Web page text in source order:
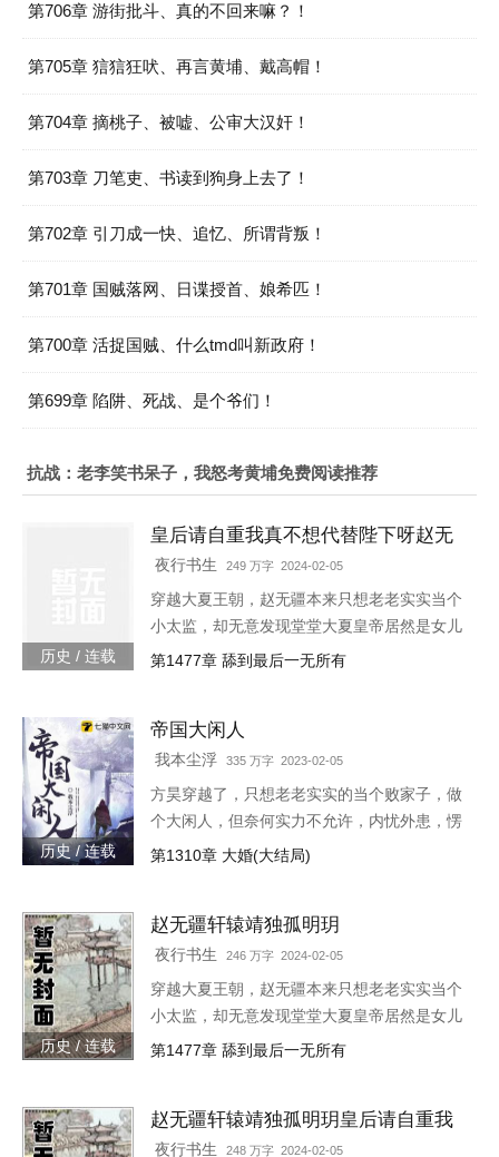
第706章 游街批斗、真的不回来嘛？！
第705章 狺狺狂吠、再言黄埔、戴高帽！
第704章 摘桃子、被嘘、公审大汉奸！
第703章 刀笔吏、书读到狗身上去了！
第702章 引刀成一快、追忆、所谓背叛！
第701章 国贼落网、日谍授首、娘希匹！
第700章 活捉国贼、什么tmd叫新政府！
第699章 陷阱、死战、是个爷们！
抗战：老李笑书呆子，我怒考黄埔免费阅读推荐
历史 / 连载
皇后请自重我真不想代替陛下呀赵无
疆轩辕靖独孤明玥
夜行书生 249 万字 2024-02-05
穿越大夏王朝，赵无疆本来只想老老实实当个
小太监，却无意发现堂堂大夏皇帝居然是女儿
身！“大胆奴才，竟然还没净身，朕诛你九
“陛下，本宫来侍寝。”女皇帝情急之下连忙吹
灭灯火，“小赵子，你替朕伺候皇后，以后便是
朕的心腹！”
第1477章 舔到最后一无所有
历史 / 连载
帝国大闲人
我本尘浮 335 万字 2023-02-05
方昊穿越了，只想老老实实的当个败家子，做
个大闲人，但奈何实力不允许，内忧外患，愣
是把一个败家子逼成了救世主，无所不能！种
第1310章 大婚(大结局)
历史 / 连载
赵无疆轩辕靖独孤明玥
夜行书生 246 万字 2024-02-05
穿越大夏王朝，赵无疆本来只想老老实实当个
小太监，却无意发现堂堂大夏皇帝居然是女儿
身！“大胆奴才，竟然还没净身，朕诛你九
“陛下，本宫来侍寝。”女皇帝情急之下连忙吹
灭灯火，“小赵子，你替朕伺候皇后，以后便是
第1477章 舔到最后一无所有
赵无疆轩辕靖独孤明玥皇后请自重我
真不想代替陛下呀最新章节在线
夜行书生 248 万字 2024-02-05